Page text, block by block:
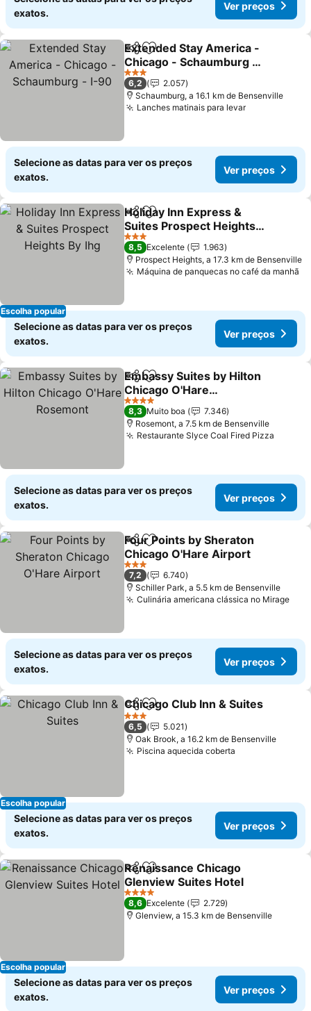
exatos.
Ver preços
PartilharAdicionar aos favoritos
Extended Stay America -
Chicago - Schaumburg -
I-90
3 Estrelas
6,2
2.057
Schaumburg, a 16.1 km de Bensenville
Lanches matinais para levar
Selecione as datas para ver os preços
exatos.
Ver preços
Escolha popular
PartilharAdicionar aos favoritos
Holiday Inn Express &
Suites Prospect Heights
By Ihg
3 Estrelas
8,5 Excelente
1.963
Prospect Heights, a 17.3 km de Bensenville
Máquina de panquecas no café da manhã
Selecione as datas para ver os preços
exatos.
Ver preços
PartilharAdicionar aos favoritos
Embassy Suites by Hilton
Chicago O'Hare
Rosemont
4 Estrelas
8,3 Muito boa
7.346
Rosemont, a 7.5 km de Bensenville
Restaurante Slyce Coal Fired Pizza
Selecione as datas para ver os preços
exatos.
Ver preços
PartilharAdicionar aos favoritos
Four Points by Sheraton
Chicago O'Hare Airport
3 Estrelas
7,2
6.740
Schiller Park, a 5.5 km de Bensenville
Culinária americana clássica no Mirage
Selecione as datas para ver os preços
exatos.
Ver preços
Escolha popular
PartilharAdicionar aos favoritos
Chicago Club Inn & Suites
3 Estrelas
6,5
5.021
Oak Brook, a 16.2 km de Bensenville
Piscina aquecida coberta
Selecione as datas para ver os preços
exatos.
Ver preços
Escolha popular
PartilharAdicionar aos favoritos
Renaissance Chicago
Glenview Suites Hotel
4 Estrelas
8,6 Excelente
2.729
Glenview, a 15.3 km de Bensenville
Selecione as datas para ver os preços
exatos.
Ver preços